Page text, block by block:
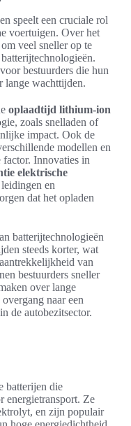
speelt een cruciale rol
voertuigen. Over het
veel sneller op te
bestuurders die hun
lange wachttijden.
oplaadtijd lithium-ion
zoals snelladen of
impact. Ook de
modellen en
factor. Innovaties in
elektrische
en
dat het opladen
batterijtechnologieën
steeds korter, wat
van
bestuurders sneller
over lange
naar een
de autobezitsector.
batterijen die
energietransport. Ze
en zijn populair